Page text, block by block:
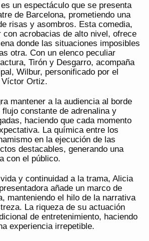
un espectáculo que se presenta
de Barcelona, prometiendo una
risas y asombros. Esta comedia,
con acrobacias de alto nivel, ofrece
donde las situaciones imposibles
otra. Con un elenco peculiar
Tirón y Desgarro, acompaña
Wilbur, personificado por el
Ortiz.
mantener a la audiencia al borde
constante de adrenalina y
haciendo que cada momento
La química entre los
en la ejecución de las
destacables, generando una
con el público.
y continuidad a la trama, Alicia
añade un marco de
manteniendo el hilo de la narrativa
La riqueza de su actuación
de entretenimiento, haciendo
experiencia irrepetible.